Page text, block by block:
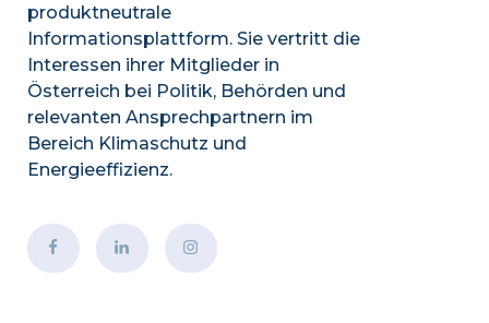
produktneutrale
Informationsplattform. Sie vertritt die
Interessen ihrer Mitglieder in
Österreich bei Politik, Behörden und
relevanten Ansprechpartnern im
Bereich Klimaschutz und
Energieeffizienz.